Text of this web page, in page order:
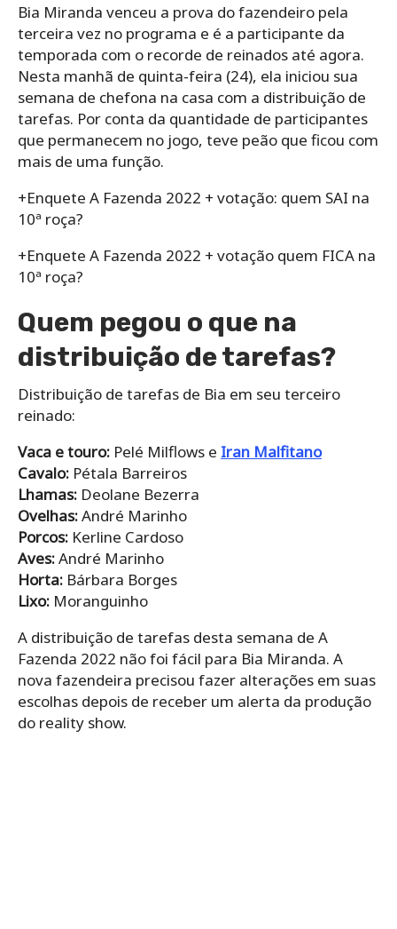
Bia Miranda venceu a prova do fazendeiro pela
terceira vez no programa e é a participante da
temporada com o recorde de reinados até agora.
Nesta manhã de quinta-feira (24), ela iniciou sua
semana de chefona na casa com a distribuição de
tarefas. Por conta da quantidade de participantes
que permanecem no jogo, teve peão que ficou com
mais de uma função.
+Enquete A Fazenda 2022 + votação: quem SAI na
10ª roça?
+Enquete A Fazenda 2022 + votação quem FICA na
10ª roça?
Quem pegou o que na
distribuição de tarefas?
Distribuição de tarefas de Bia em seu terceiro
reinado:
Vaca e touro: Pelé Milflows e Iran Malfitano
Cavalo: Pétala Barreiros
Lhamas: Deolane Bezerra
Ovelhas:André Marinho
Porcos: Kerline Cardoso
Aves:André Marinho
Horta: Bárbara Borges
Lixo: Moranguinho
A distribuição de tarefas desta semana de A
Fazenda 2022 não foi fácil para Bia Miranda. A
nova fazendeira precisou fazer alterações em suas
escolhas depois de receber um alerta da produção
do reality show.